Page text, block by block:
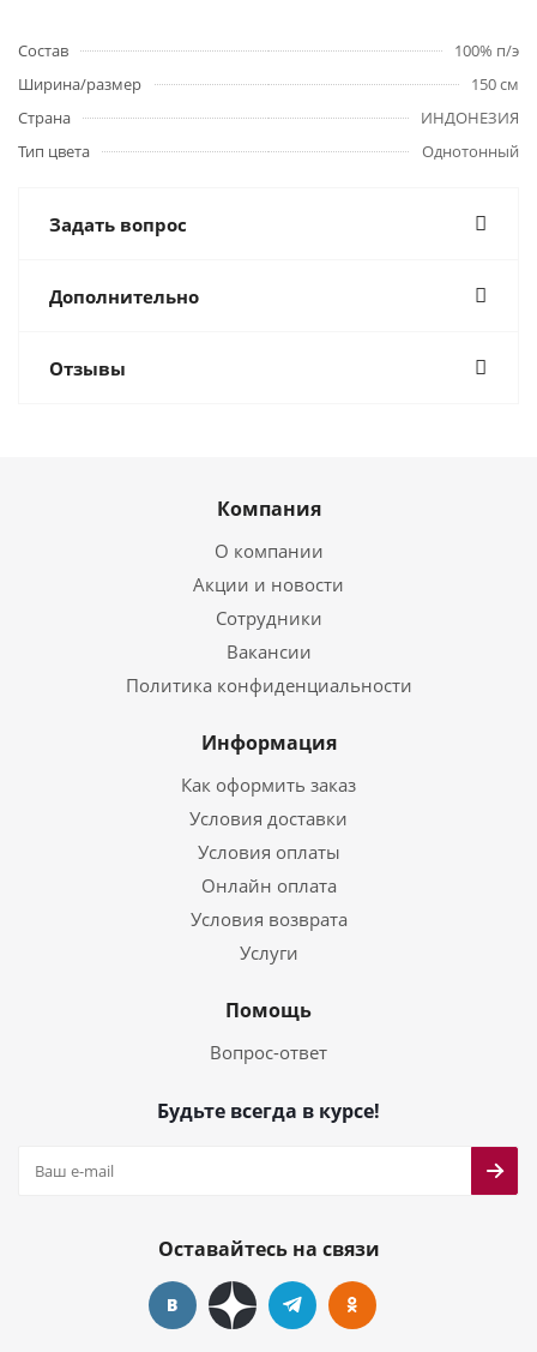
Состав
100% п/э
Ширина/размер
150 см
Страна
ИНДОНЕЗИЯ
Тип цвета
Однотонный
Задать вопрос
Дополнительно
Отзывы
Компания
О компании
Акции и новости
Сотрудники
Вакансии
Политика конфиденциальности
Информация
Как оформить заказ
Условия доставки
Условия оплаты
Онлайн оплата
Условия возврата
Услуги
Помощь
Вопрос-ответ
Будьте всегда в курсе!
Оставайтесь на связи